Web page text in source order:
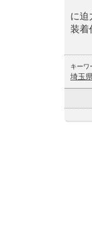
に迫
装着
キーワ
埼玉